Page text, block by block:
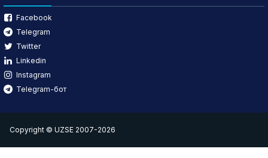
Facebook
Telegram
Twitter
Linkedin
Instagram
Telegram-бот
Copyright © UZSE 2007-2026